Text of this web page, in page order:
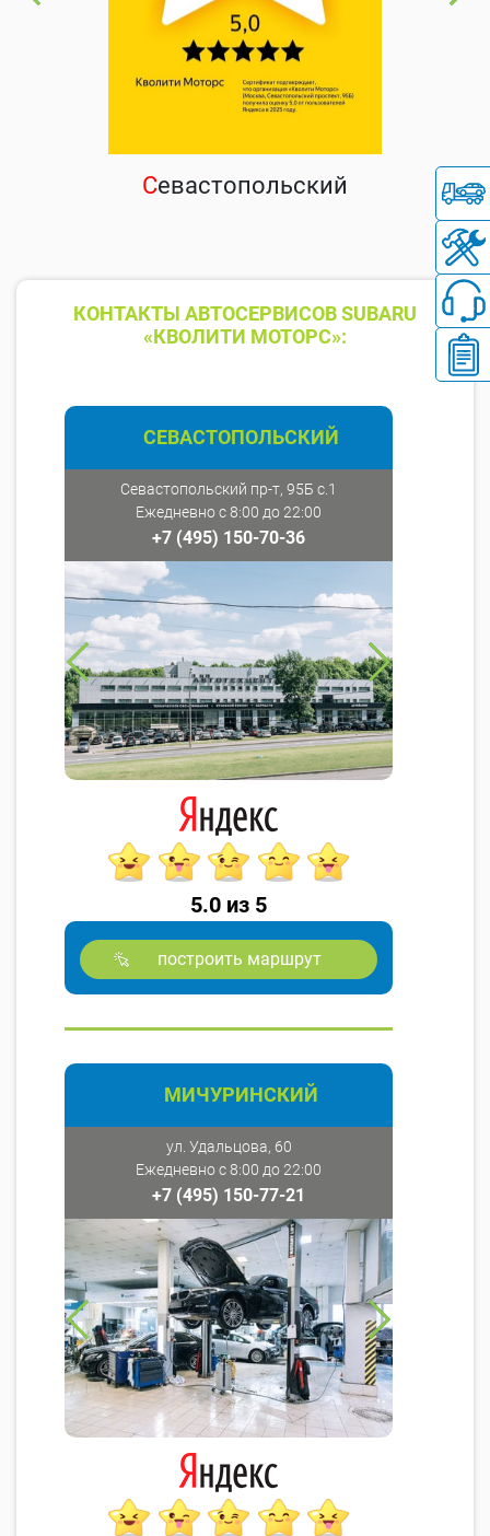
Севастопольский
КОНТАКТЫ АВТОСЕРВИСОВ SUBARU
«КВОЛИТИ МОТОРС»:
СЕВАСТОПОЛЬСКИЙ
Севастопольский пр-т, 95Б с.1
Ежедневно с 8:00 до 22:00
+7 (495) 150-70-36
5.0 из 5
построить маршрут
МИЧУРИНСКИЙ
ул. Удальцова, 60
Ежедневно с 8:00 до 22:00
+7 (495) 150-77-21